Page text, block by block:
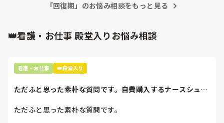
「今の職場がつらい」だけなら、他の看護職（クリニックや訪
無理せず、自分の気持ちを一番に考えてあげてくださいね。応
援しています。
「回復期」のお悩み相談をもっと見る
👑看護・お仕事 殿堂入りお悩み相談
看護・お仕事 👑殿堂入り
ただふと思った素朴な質問です。自費購入するナースシュー
ただふと思った素朴な質問です。